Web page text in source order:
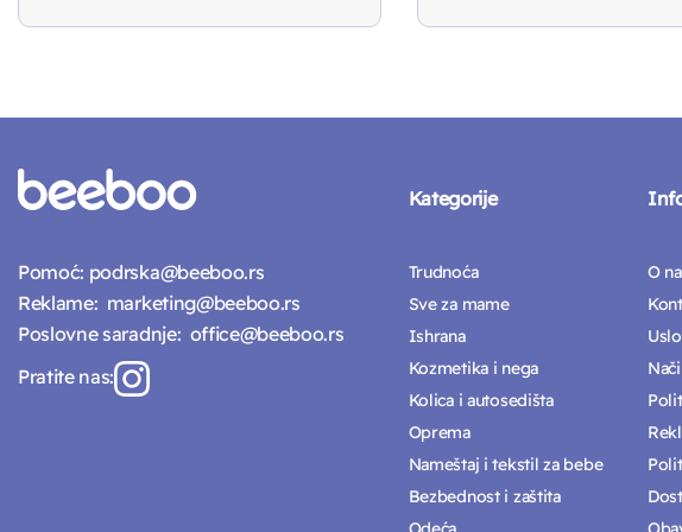
Pomoć: podrska@beeboo.rs
Reklame: marketing@beeboo.rs
Poslovne saradnje: office@beeboo.rs
Pratite nas:
Kategorije
Trudnoća
Sve za mame
Ishrana
Kozmetika i nega
Kolica i autosedišta
Oprema
Nameštaj i tekstil za bebe
Bezbednost i zaštita
O